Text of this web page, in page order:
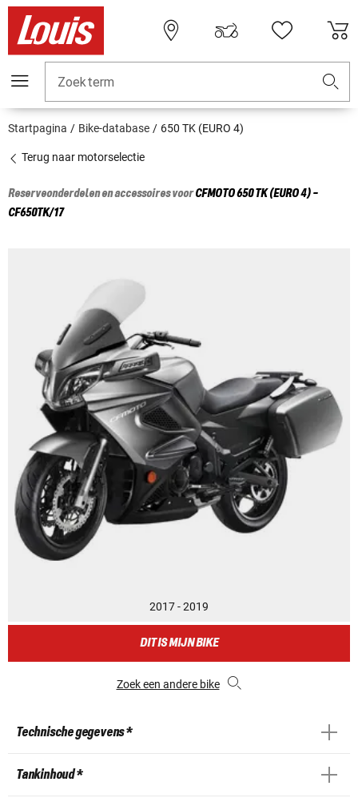
Zoekterm
Startpagina Bike-database 650 TK (EURO 4)
Terug naar motorselectie
Reserveonderdelen en accessoires voorCFMOTO650 TK (EURO 4) -
CF650TK/17
2017 - 2019
DIT IS MIJN BIKE
Zoek een andere bike
Technische gegevens *
Tankinhoud *